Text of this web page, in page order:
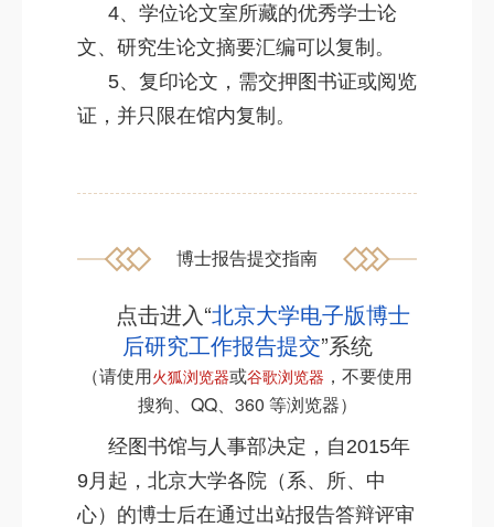
4、学位论文室所藏的优秀学士论
文、研究生论文摘要汇编可以复制。
5、复印论文，需交押图书证或阅览
证，并只限在馆内复制。
博士报告提交指南
点击进入“北京大学电子版博士
后研究工作报告提交”系统
（请使用火狐浏览器或谷歌浏览器 ，不要使用
搜狗、QQ、360 等浏览器）
经图书馆与人事部决定，自2015年
9月起，北京大学各院（系、所、中
心）的博士后在通过出站报告答辩评审